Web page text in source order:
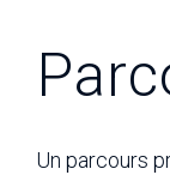
Un parcours